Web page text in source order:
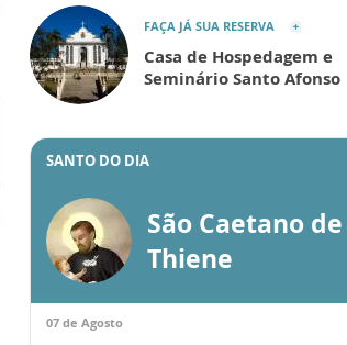
FAÇA JÁ SUA RESERVA
Casa de Hospedagem e
Seminário Santo Afonso
SANTO DO DIA
São Caetano de
Thiene
07 de Agosto